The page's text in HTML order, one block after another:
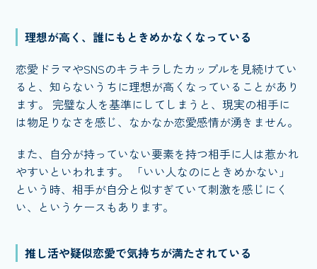
理想が高く、誰にもときめかなくなっている
恋愛ドラマやSNSのキラキラしたカップルを見続けてい
ると、知らないうちに理想が高くなっていることがあり
ます。 完璧な人を基準にしてしまうと、現実の相手に
は物足りなさを感じ、なかなか恋愛感情が湧きません。
また、自分が持っていない要素を持つ相手に人は惹かれ
やすいといわれます。 「いい人なのにときめかない」
という時、相手が自分と似すぎていて刺激を感じにく
い、というケースもあります。
推し活や疑似恋愛で気持ちが満たされている